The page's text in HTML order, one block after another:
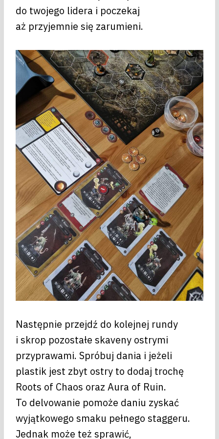
do twojego lidera i poczekaj
aż przyjemnie się zarumieni.
Następnie przejdź do kolejnej rundy
i skrop pozostałe skaveny ostrymi
przyprawami. Spróbuj dania i jeżeli
plastik jest zbyt ostry to dodaj trochę
Roots of Chaos oraz Aura of Ruin.
To delvowanie pomoże daniu zyskać
wyjątkowego smaku pełnego staggeru.
Jednak może też sprawić,